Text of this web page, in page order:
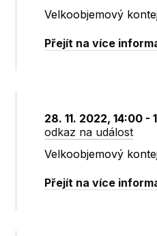
Velkoobjemový
Přejít na více
28. 11. 2022, 14:00 -
odkaz na událost
Velkoobjemový
Přejít na více